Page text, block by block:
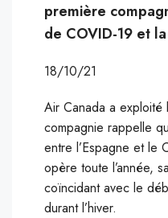
première
de COVID-19 et
18/10/21
Air Canada a exploité
compagnie rappelle
entre l’Espagne et le
opère toute l’année,
coïncidant avec le
durant l’hiver.